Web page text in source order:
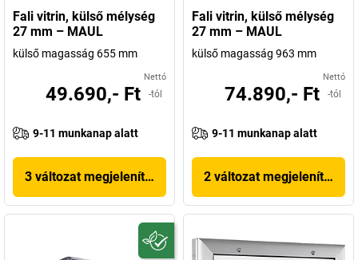
Fali vitrin, külső mélység
27 mm – MAUL
külső magasság 655 mm
Nettó
49.690,- Ft -tól
9-11 munkanap alatt
3 változat megjelenítése
Fali vitrin, külső mélység
27 mm – MAUL
külső magasság 963 mm
Nettó
74.890,- Ft -tól
9-11 munkanap alatt
2 változat megjelenítése